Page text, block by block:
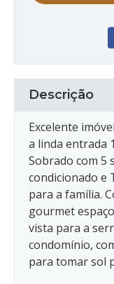
Descrição
Excelente
a linda entrada
Sobrado com 5
condicionado e
para a família.
gourmet
vista para a
condomínio,
para tomar sol